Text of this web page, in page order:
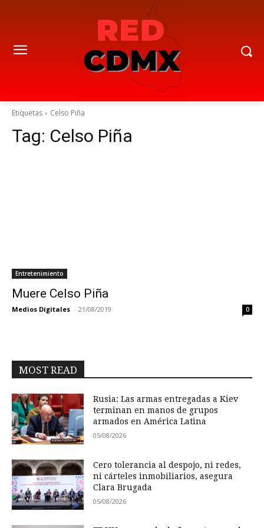
Etiquetas Celso Piña
Tag: Celso Piña
Entretenimiento
Muere Celso Piña
Medios Digitales - 21/08/2019 0
MOST READ
Rusia: Las armas entregadas a Kiev
terminan en manos de grupos
armados en América Latina
05/08/2026
Cero tolerancia al despojo, ni redes,
ni cárteles inmobiliarios, asegura
Clara Brugada
05/08/2026